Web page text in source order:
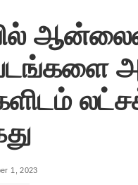
1, 2023